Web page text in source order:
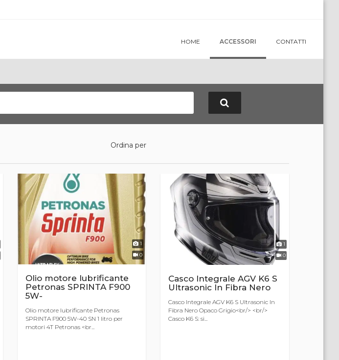
HOME ACCESSORI CONTATTI
Ordina per
1
0
Olio motore lubrificante
Petronas SPRINTA F900
5W-
Olio motore lubrificante Petronas
SPRINTA F900 5W-40 SN 1 litro per
motori 4T Petronas <br...
1
0
Casco Integrale AGV K6 S
Ultrasonic In Fibra Nero
Casco Integrale AGV K6 S Ultrasonic In
Fibra Nero Opaco Grigio<br/> <br/>
Casco K6 S: si...